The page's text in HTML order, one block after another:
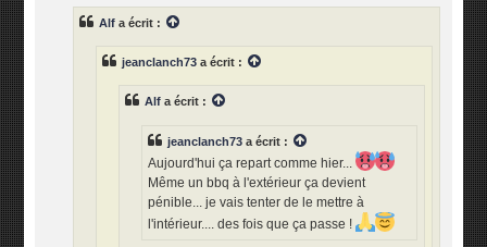
Alf a écrit :
jeanclanch73 a écrit :
Alf a écrit :
jeanclanch73 a écrit :
Aujourd'hui ça repart comme hier...
Même un bbq à l'extérieur ça devient
pénible... je vais tenter de le mettre à
l'intérieur.... des fois que ça passe !